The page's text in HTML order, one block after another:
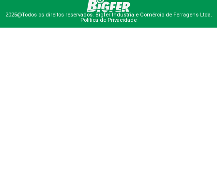
2025@Todos os direitos reservados. Bigfer Industria e Comércio de Ferragens Ltda.
Política de Privacidade